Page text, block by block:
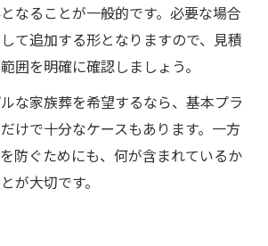
なることが一般的です。必要な場合
て追加する形となりますので、見積
囲を明確に確認しましょう。
な家族葬を希望するなら、基本プラ
けで十分なケースもあります。一方
防ぐためにも、何が含まれているか
が大切です。